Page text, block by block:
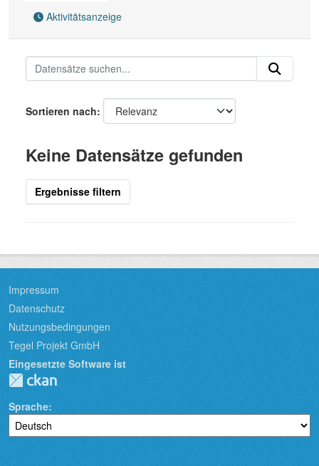
Aktivitätsanzeige
Sortieren nach
Keine Datensätze gefunden
Ergebnisse filtern
Impressum
Datenschutz
Nutzungsbedingungen
Tegel Projekt GmbH
Eingesetzte Software ist
Sprache